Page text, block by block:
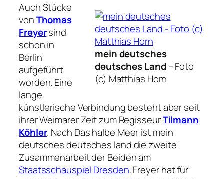
mein deutsches
deutsches Land–Foto
(c) Matthias Horn
Auch Stücke
vonThomas
Freyersind
schon in
Berlin
aufgeführt
worden. Eine
lange
künstlerische Verbindung besteht aber seit
ihrer Weimarer Zeit zum RegisseurTilmann
Köhler. Nach Das halbe Meeristmein
deutsches deutsches landdie zweite
Zusammenarbeit der Beiden am
Staatsschauspiel Dresden. Freyer hat für